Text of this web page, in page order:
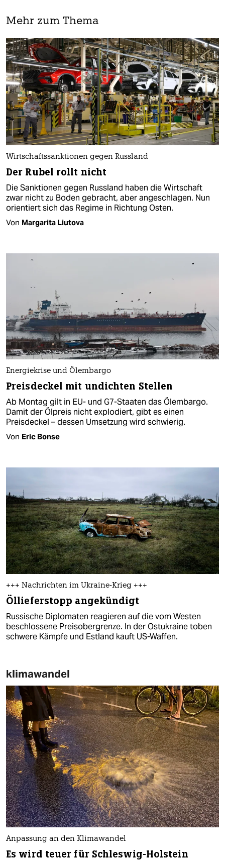
Mehr zum Thema
Wirtschaftssanktionen gegen Russland
Der Rubel rollt nicht
Die Sanktionen gegen Russland haben die Wirtschaft
zwar nicht zu Boden gebracht, aber angeschlagen. Nun
orientiert sich das Regime in Richtung Osten.
Von Margarita Liutova
Energiekrise und Ölembargo
Preisdeckel mit undichten Stellen
Ab Montag gilt in EU- und G7-Staaten das Ölembargo.
Damit der Ölpreis nicht explodiert, gibt es einen
Preisdeckel – dessen Umsetzung wird schwierig.
Von Eric Bonse
+++ Nachrichten im Ukraine-Krieg +++
Öllieferstopp angekündigt
Russische Diplomaten reagieren auf die vom Westen
beschlossene Preisobergrenze. In der Ostukraine toben
schwere Kämpfe und Estland kauft US-Waffen.
klimawandel
Anpassung an den Klimawandel
Es wird teuer für Schleswig-Holstein